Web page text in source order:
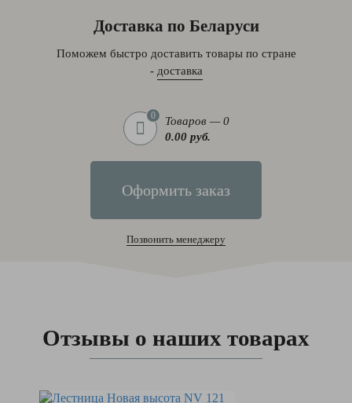
Доставка по Беларуси
Поможем быстро доставить товары по стране
- доставка
0
Товаров — 0
0.00 руб.
Оформить заказ
Позвонить менеджеру
Отзывы о наших товарах